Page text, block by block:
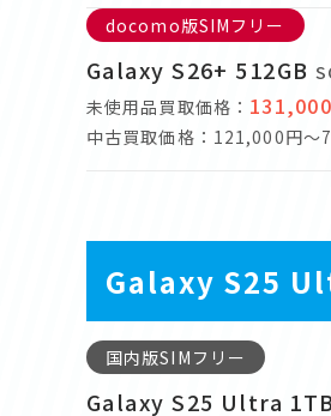
docomo版SIMフリー
Galaxy S26+ 512GB
未使用品買取価格：
中古買取価格：121,000円～
Galaxy S25
国内版SIMフリー
Galaxy S25 Ultra 1TB